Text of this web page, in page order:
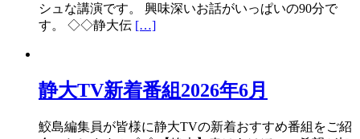
シュな講演です。 興味深いお話がいっぱいの90分で
す。 ◇◇静大伝 […]
静大TV新着番組2026年6月
鮫島編集員が皆様に静大TVの新着おすすめ番組をご紹